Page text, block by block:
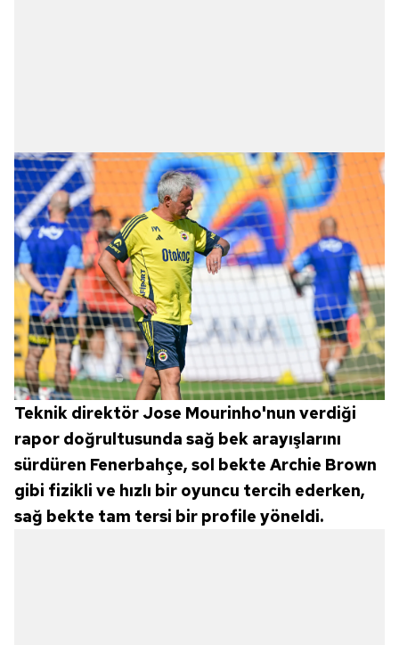
Teknik direktör Jose Mourinho'nun verdiği
rapor doğrultusunda sağ bek arayışlarını
sürdüren Fenerbahçe, sol bekte Archie Brown
gibi fizikli ve hızlı bir oyuncu tercih ederken,
sağ bekte tam tersi bir profile yöneldi.